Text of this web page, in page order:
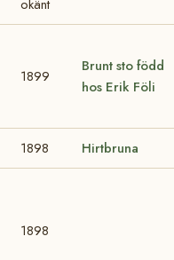
okänt
1899
Brunt sto född
hos Erik Föli
1898 Hirtbruna
1898